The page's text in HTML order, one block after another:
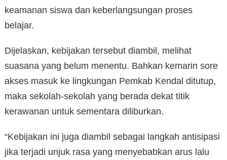
keamanan siswa dan keberlangsungan proses
belajar.
Dijelaskan, kebijakan tersebut diambil, melihat
suasana yang belum menentu. Bahkan kemarin sore
akses masuk ke lingkungan Pemkab Kendal ditutup,
maka sekolah-sekolah yang berada dekat titik
kerawanan untuk sementara diliburkan.
“Kebijakan ini juga diambil sebagai langkah antisipasi
jika terjadi unjuk rasa yang menyebabkan arus lalu